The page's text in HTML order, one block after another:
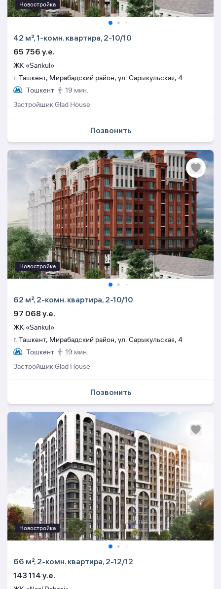
Новостройка
42 м², 1-комн. квартира, 2-10/10
65 756 y.e.
ЖК «Sarikul»
г. Ташкент, Мирабадский район, ул. Сарыкульская, 4
Тошкент
19 мин.
Застройщик Glad House
Позвонить
Новостройка
62 м², 2-комн. квартира, 2-10/10
97 068 y.e.
ЖК «Sarikul»
г. Ташкент, Мирабадский район, ул. Сарыкульская, 4
Тошкент
19 мин.
Застройщик Glad House
Позвонить
Новостройка
66 м², 2-комн. квартира, 2-12/12
143 114 y.e.